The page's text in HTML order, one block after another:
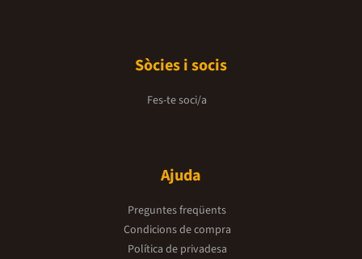
Sòcies i socis
Fes-te soci/a
Ajuda
Preguntes freqüents
Condicions de compra
Política de privadesa